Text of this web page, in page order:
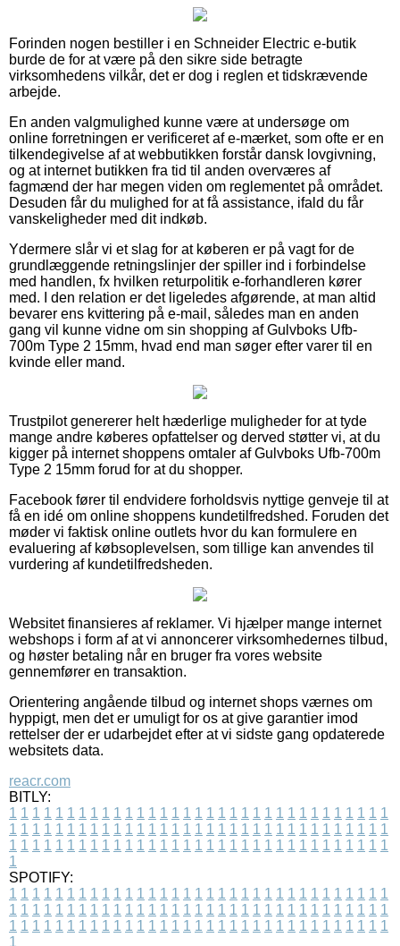
Forinden nogen bestiller i en Schneider Electric e-butik
burde de for at være på den sikre side betragte
virksomhedens vilkår, det er dog i reglen et tidskrævende
arbejde.
En anden valgmulighed kunne være at undersøge om
online forretningen er verificeret af e-mærket, som ofte er en
tilkendegivelse af at webbutikken forstår dansk lovgivning,
og at internet butikken fra tid til anden overværes af
fagmænd der har megen viden om reglementet på området.
Desuden får du mulighed for at få assistance, ifald du får
vanskeligheder med dit indkøb.
Ydermere slår vi et slag for at køberen er på vagt for de
grundlæggende retningslinjer der spiller ind i forbindelse
med handlen, fx hvilken returpolitik e-forhandleren kører
med. I den relation er det ligeledes afgørende, at man altid
bevarer ens kvittering på e-mail, således man en anden
gang vil kunne vidne om sin shopping af Gulvboks Ufb-
700m Type 2 15mm, hvad end man søger efter varer til en
kvinde eller mand.
Trustpilot genererer helt hæderlige muligheder for at tyde
mange andre køberes opfattelser og derved støtter vi, at du
kigger på internet shoppens omtaler af Gulvboks Ufb-700m
Type 2 15mm forud for at du shopper.
Facebook fører til endvidere forholdsvis nyttige genveje til at
få en idé om online shoppens kundetilfredshed. Foruden det
møder vi faktisk online outlets hvor du kan formulere en
evaluering af købsoplevelsen, som tillige kan anvendes til
vurdering af kundetilfredsheden.
Websitet finansieres af reklamer. Vi hjælper mange internet
webshops i form af at vi annoncerer virksomhedernes tilbud,
og høster betaling når en bruger fra vores website
gennemfører en transaktion.
Orientering angående tilbud og internet shops værnes om
hyppigt, men det er umuligt for os at give garantier imod
rettelser der er udarbejdet efter at vi sidste gang opdaterede
websitets data.
reacr.com
BITLY:
1 1 1 1 1 1 1 1 1 1 1 1 1 1 1 1 1 1 1 1 1 1 1 1 1 1 1 1 1 1 1 1 1
1 1 1 1 1 1 1 1 1 1 1 1 1 1 1 1 1 1 1 1 1 1 1 1 1 1 1 1 1 1 1 1 1
1 1 1 1 1 1 1 1 1 1 1 1 1 1 1 1 1 1 1 1 1 1 1 1 1 1 1 1 1 1 1 1 1
1
SPOTIFY:
1 1 1 1 1 1 1 1 1 1 1 1 1 1 1 1 1 1 1 1 1 1 1 1 1 1 1 1 1 1 1 1 1
1 1 1 1 1 1 1 1 1 1 1 1 1 1 1 1 1 1 1 1 1 1 1 1 1 1 1 1 1 1 1 1 1
1 1 1 1 1 1 1 1 1 1 1 1 1 1 1 1 1 1 1 1 1 1 1 1 1 1 1 1 1 1 1 1 1
1